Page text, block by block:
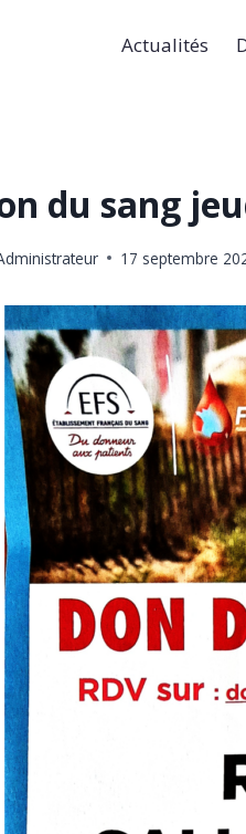
Actualités
du sang
17 septembre